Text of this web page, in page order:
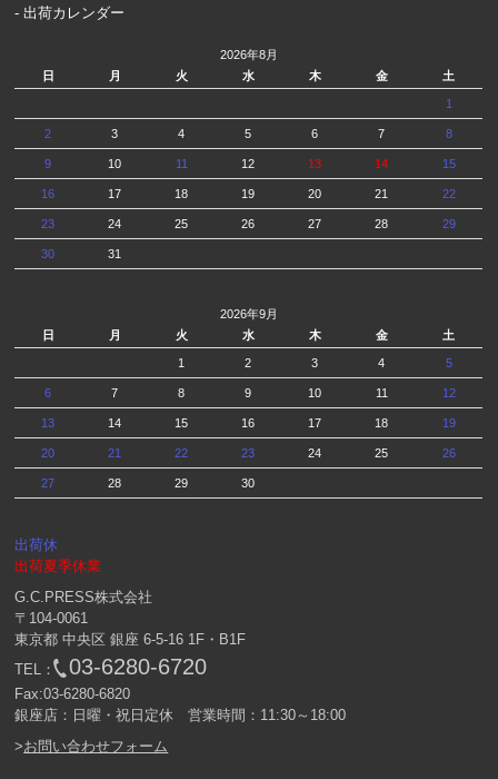
- 出荷カレンダー
2026年8月
日
月 火 水 木 金 土
1
2 3 4 5 6 7 8
9 10 11 12 13 14 15
16 17 18 19 20 21 22
23 24 25 26 27 28 29
30 31
2026年9月
日
月 火 水 木 金 土
1 2 3 4 5
6 7 8 9 10 11 12
13 14 15 16 17 18 19
20 21 22 23 24 25 26
27 28 29 30
出荷休
出荷夏季休業
G.C.PRESS株式会社
〒104-0061
東京都 中央区 銀座 6-5-16 1F・B1F
TEL：
03-6280-6720
Fax:03-6280-6820
銀座店：日曜・祝日定休 営業時間：11:30～18:00
>お問い合わせフォーム